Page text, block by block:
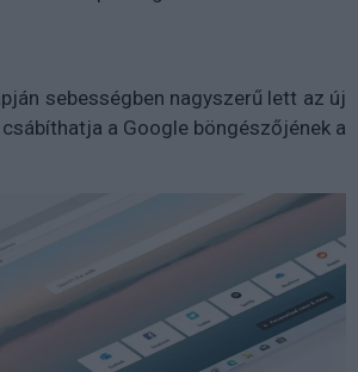
sebességben nagyszerű lett az új
a Google böngészőjének a